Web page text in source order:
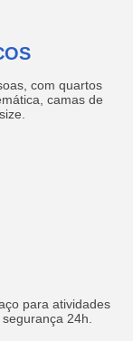
com quartos
camas de
para atividades
24h.